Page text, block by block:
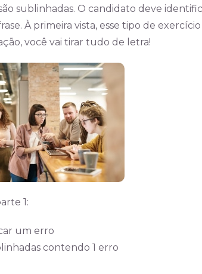
sublinhadas. O candidato deve
À primeira vista, esse tipo de
você vai tirar tudo de letra!
1:
um erro
contendo 1 erro